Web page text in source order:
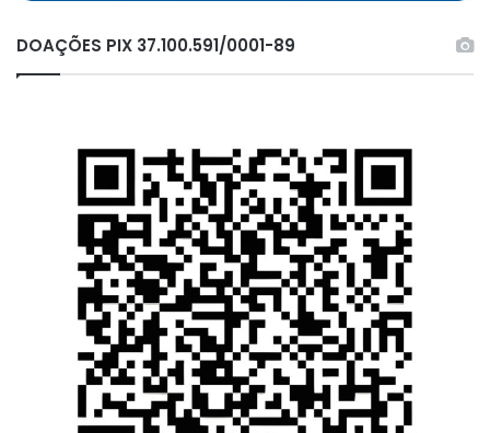
DOAÇÕES PIX 37.100.591/0001-89